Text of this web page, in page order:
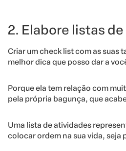
2. Elabore listas
Criar um check list com as suas
melhor dica que posso dar a
Porque ela tem relação com
pela própria bagunça, que
Uma lista de atividades
colocar ordem na sua vida, seja